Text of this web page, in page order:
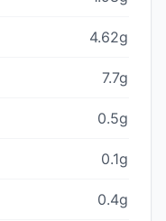
4.62g
7.7g
0.5g
0.1g
0.4g